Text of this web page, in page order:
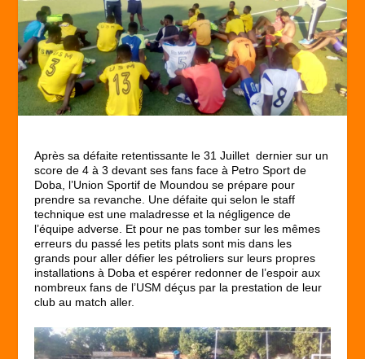
Après sa défaite retentissante le 31 Juillet dernier sur un
score de 4 à 3 devant ses fans face à Petro Sport de
Doba, l’Union Sportif de Moundou se prépare pour
prendre sa revanche. Une défaite qui selon le staff
technique est une maladresse et la négligence de
l’équipe adverse. Et pour ne pas tomber sur les mêmes
erreurs du passé les petits plats sont mis dans les
grands pour aller défier les pétroliers sur leurs propres
installations à Doba et espérer redonner de l’espoir aux
nombreux fans de l’USM déçus par la prestation de leur
club au match aller.